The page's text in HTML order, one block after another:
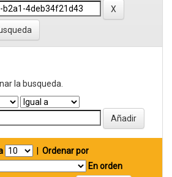
la busqueda.
Ordenar por
En orden